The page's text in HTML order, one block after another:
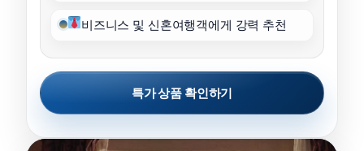
비즈니스 및 신혼여행객에게 강력 추천
특가 상품 확인하기